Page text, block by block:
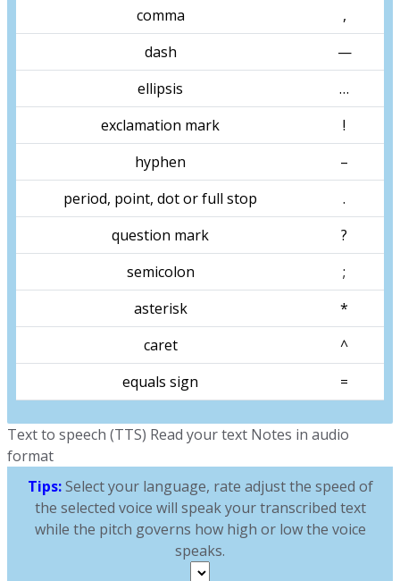
comma
,
dash
—
ellipsis
…
exclamation mark
!
hyphen
–
period, point, dot or full stop
.
question mark
?
semicolon
;
asterisk
*
caret
^
equals sign
=
Text to speech (TTS) Read your text Notes in audio
format
Tips: Select your language, rate adjust the speed of
the selected voice will speak your transcribed text
while the pitch governs how high or low the voice
speaks.